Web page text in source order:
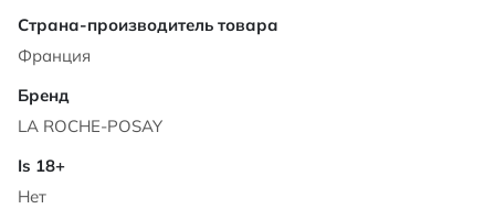
Характеристики
Франция
LA ROCHE-POSAY
Нет